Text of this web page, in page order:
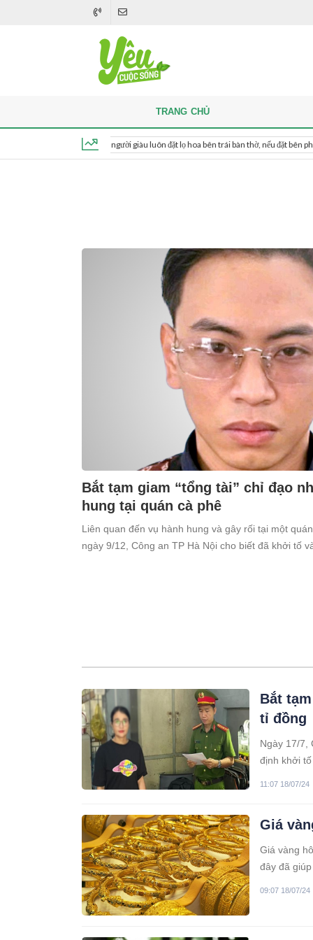
Khi thắp hương, người giàu luôn đặt lọ hoa bên trái bàn thờ, nếu đặt bên phải thì sao?
TRANG CHỦ
Bắt tạm giam “tổng tài” chỉ đạo
hung tại quán cà phê
Liên quan đến vụ hành hung và gây rối tại một
ngày 9/12, Công an TP Hà Nội cho biết đã khởi tố
Bắt
tỉ đồng
Ngày 17/7,
định khởi
11:07 18/07/24
Giá
Giá vàng
đây đã
09:07 18/07/24